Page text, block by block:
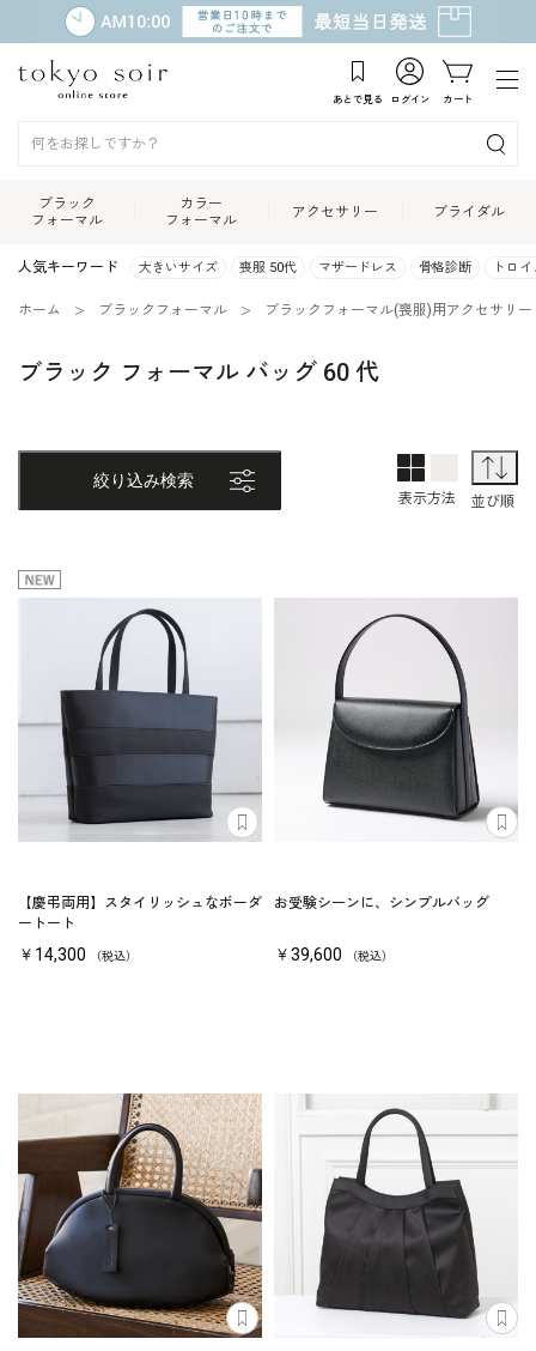
あとで見る ログイン カート
ブラック
フォーマル
カラー
フォーマル
アクセサリー ブライダル
人気キーワード 大きいサイズ 喪服 50代 マザードレス 骨格診断 トロ
ホーム ブラックフォーマル ブラックフォーマル(喪服)用アクセサリー
ブラック フォーマル バッグ 60 代
絞り込み検索
表示方法
1列表示
並び順
【慶弔両用】スタイリッシュなボーダ
ートート
￥14,300 （税込）
お受験シーンに、シンプルバッグ
￥39,600 （税込）